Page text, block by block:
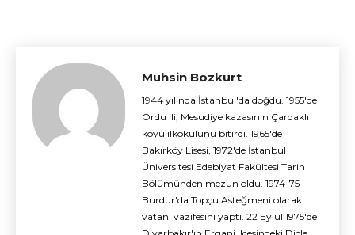
Muhsin Bozkurt
1944 yılında İstanbul'da doğdu. 1955'de
Ordu ili, Mesudiye kazasının Çardaklı
köyü ilkokulunu bitirdi. 1965'de
Bakırköy Lisesi, 1972'de İstanbul
Üniversitesi Edebiyat Fakültesi Tarih
Bölümünden mezun oldu. 1974-75
Burdur'da Topçu Asteğmeni olarak
vatani vazifesini yaptı. 22 Eylül 1975'de